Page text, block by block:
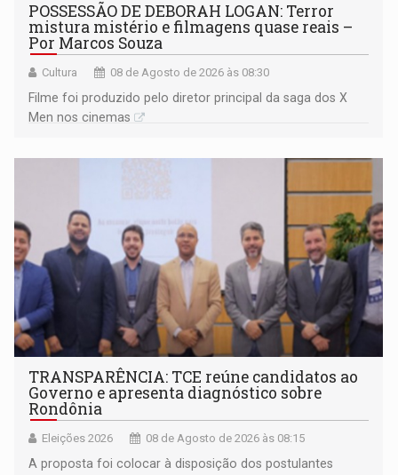
POSSESSÃO DE DEBORAH LOGAN: Terror
mistura mistério e filmagens quase reais –
Por Marcos Souza
Cultura 08 de Agosto de 2026 às 08:30
Filme foi produzido pelo diretor principal da saga dos X
Men nos cinemas
TRANSPARÊNCIA: TCE reúne candidatos ao
Governo e apresenta diagnóstico sobre
Rondônia
Eleições 2026 08 de Agosto de 2026 às 08:15
A proposta foi colocar à disposição dos postulantes